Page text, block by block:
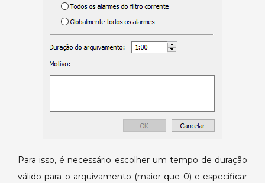
Para isso, é necessário escolher um tempo de duração
válido para o arquivamento (maior que 0) e especificar